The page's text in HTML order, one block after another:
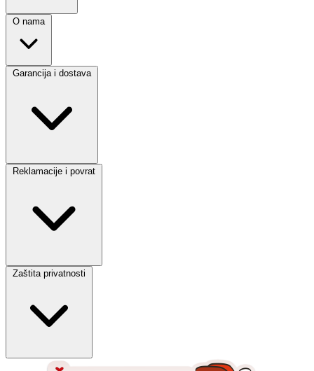
O nama
Garancija i dostava
Reklamacije i povrat
Zaštita privatnosti